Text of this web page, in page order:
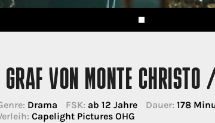
GRAF VON MONTE
Drama FSK: ab 12 Jahre Dauer: 178
Capelight Pictures OHG